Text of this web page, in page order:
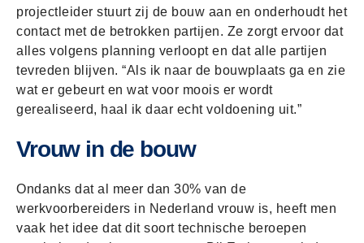
projectleider stuurt zij de bouw aan en onderhoudt het
contact met de betrokken partijen. Ze zorgt ervoor dat
alles volgens planning verloopt en dat alle partijen
tevreden blijven. “Als ik naar de bouwplaats ga en zie
wat er gebeurt en wat voor moois er wordt
gerealiseerd, haal ik daar echt voldoening uit.”
Vrouw in de bouw
Ondanks dat al meer dan 30% van de
werkvoorbereiders in Nederland vrouw is, heeft men
vaak het idee dat dit soort technische beroepen